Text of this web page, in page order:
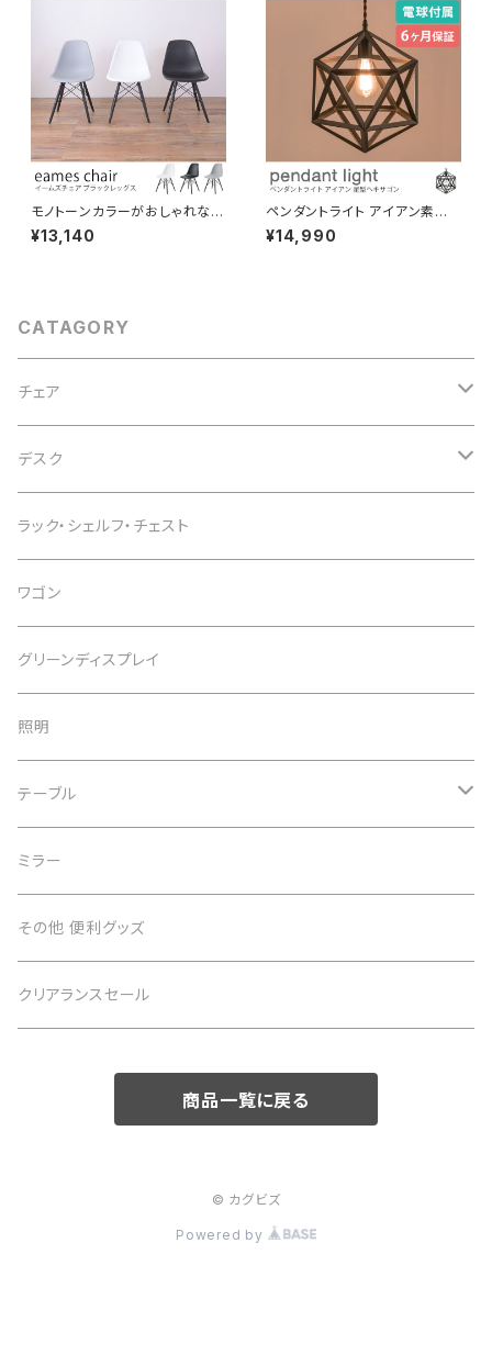
ンデスク リモートワーク おしゃ
れ 1人暮らし 新生活
モノトーンカラーがおしゃれなイ
ームズチェア ブラック脚 天然木
脚 シェルチェア デザイナーズチ
¥13,140
ペンダントライト アイアン素材
星型 ヘキサゴン 電球付き 吊り
下げ照明 天井照明 コード長さ
¥14,990
CATAGORY
チェア
オフィスチェア
インテリアチェア
カウンターチェア
スツール
デスク
デスク
スタンディングデスク
デスクワゴン
デスク周辺用品
子供用デスク
ラック・シェルフ・チェスト
ワゴン
グリーンディスプレイ
照明
テーブル
テーブル
サイドテーブル
ミラー
その他 便利グッズ
クリアランスセール
商品一覧に戻る
© カグビズ
Powered by